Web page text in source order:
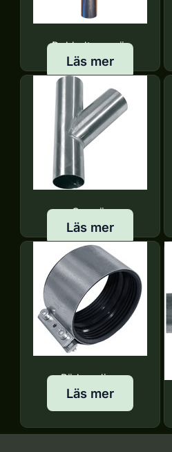
Dubbelt grenrör
Läs mer
Grenrör
Läs mer
Rörkoppling
Läs mer